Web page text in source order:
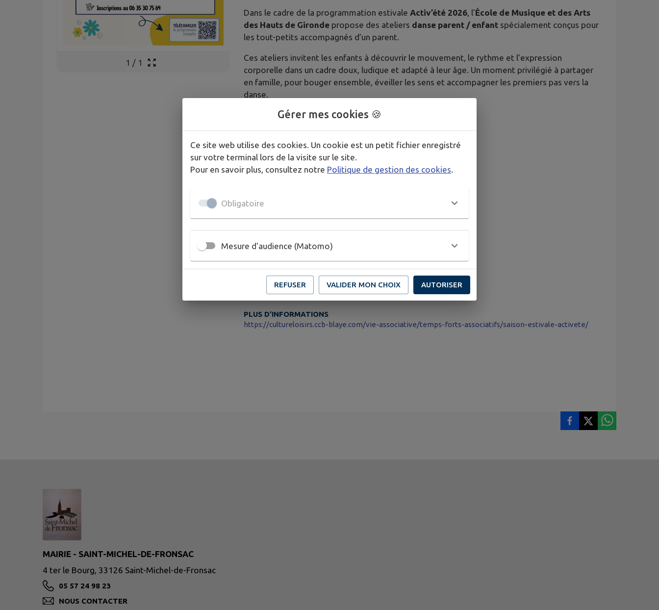
1 / 1
Dans le cadre de la programmation estivale Activ’été 2026, l’École de Musique et des Arts
des Hauts de Gironde propose des ateliers danse parent / enfant spécialement conçus pour
les tout-petits accompagnés d’un parent.
Ces ateliers invitent les enfants à découvrir le mouvement, le rythme et l’expression
corporelle dans un cadre doux, ludique et adapté à leur âge. Un moment privilégié à partager
en famille, pour bouger ensemble, éveiller les sens et accompagner les premiers pas vers la
danse.
Infos pratiques
🕙 De 10h à 10h30 et de 11h à 11h30
📍 École de musique de Blaye
👶 Danse parent / enfant de 0 à 3 ans
📍 Salle de danse de Saint-Christoly-de-Blaye
👧 Danse parent / enfant de 3 à 6 ans
✅ Inscriptions au 06 35 30 75 64
Publié par Communauté de Communes de Blaye
PLUS D'INFORMATIONS
https://cultureloisirs.ccb-blaye.com/vie-associative/temps-forts-associatifs/saison-estivale-activete/
MAIRIE - SAINT-MICHEL-DE-FRONSAC
4 ter le Bourg, 33126 Saint-Michel-de-Fronsac
05 57 24 98 23
NOUS CONTACTER
Gérer mes cookies 🍪
Ce site web utilise des cookies. Un cookie est un petit fichier enregistré
sur votre terminal lors de la visite sur le site.
Pour en savoir plus, consultez notre Politique de gestion des cookies.
Obligatoire
Mesure d'audience (Matomo)
REFUSER VALIDER MON CHOIX AUTORISER